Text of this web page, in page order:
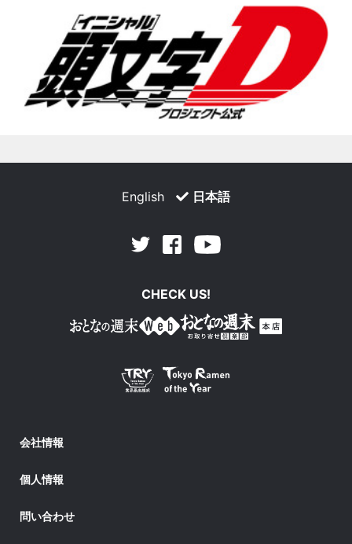
English 日本語
Twitter Facebook
CHECK US!
会社情報
個人情報
問い合わせ